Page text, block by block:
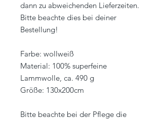
dann zu abweichenden Lieferzeiten.
Bitte beachte dies bei deiner
Bestellung!
Farbe: wollweiß
Material: 100% superfeine
Lammwolle, ca. 490 g
Größe: 130x200cm
Bitte beachte bei der Pflege die